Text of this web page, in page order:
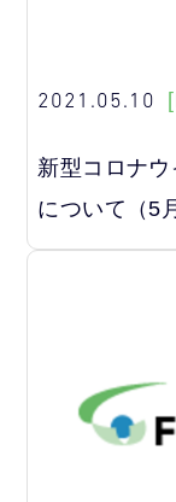
2021.05.10
新型コロナ
について（5